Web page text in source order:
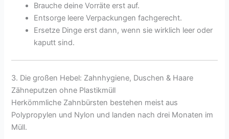
Brauche deine Vorräte erst auf.
Entsorge leere Verpackungen fachgerecht.
Ersetze Dinge erst dann, wenn sie wirklich leer oder
kaputt sind.
3. Die großen Hebel: Zahnhygiene, Duschen & Haare
Zähneputzen ohne Plastikmüll
Herkömmliche Zahnbürsten bestehen meist aus
Polypropylen und Nylon und landen nach drei Monaten im
Müll.